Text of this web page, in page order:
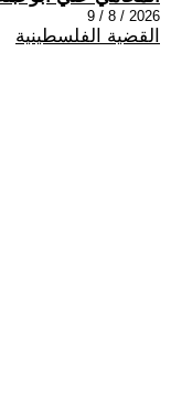
2026 / 8 / 9
القضية الفلسطينية